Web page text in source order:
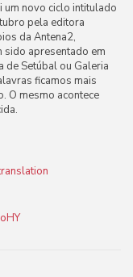
um novo ciclo intitulado
pela editora
da Antena2,
sido apresentado em
de Setúbal ou Galeria
ficamos mais
O mesmo acontece